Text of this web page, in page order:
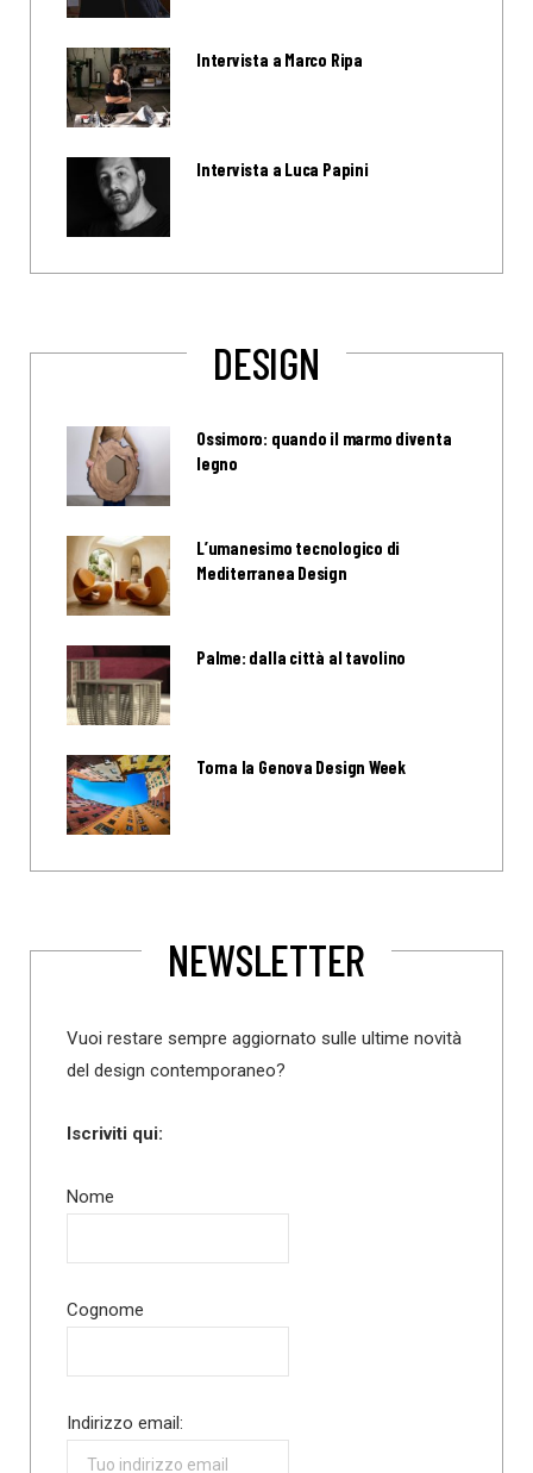
Intervista a Marco Ripa
Intervista a Luca Papini
DESIGN
Ossimoro: quando il marmo diventa
legno
L’umanesimo tecnologico di
Mediterranea Design
Palme: dalla città al tavolino
Torna la Genova Design Week
NEWSLETTER
Vuoi restare sempre aggiornato sulle ultime novità
del design contemporaneo?
Iscriviti qui:
Nome
Cognome
Indirizzo email: